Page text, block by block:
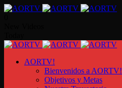
AORTV!
Bienvenidos a AORTV!
Objetivos y Metas